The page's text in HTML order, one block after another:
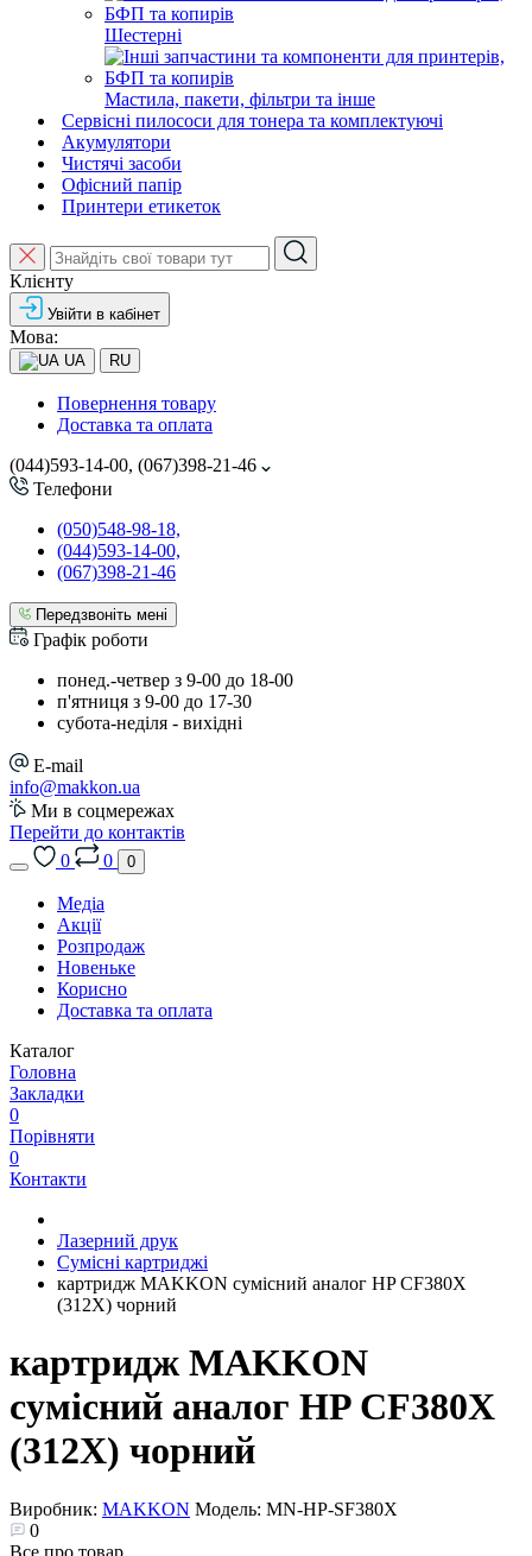
Шестерні
Мастила, пакети, фільтри та інше
Сервісні пилососи для тонера та комплектуючі
Акумулятори
Чистячі засоби
Офісний папір
Принтери етикеток
Клієнту
Увійти в кабінет
Мова:
UA RU
Повернення товару
Доставка та оплата
(044)593-14-00, (067)398-21-46
Телефони
(050)548-98-18,
(044)593-14-00,
(067)398-21-46
Передзвоніть мені
Графік роботи
понед.-четвер з 9-00 до 18-00
п'ятниця з 9-00 до 17-30
cубота-неділя - вихідні
E-mail
info@makkon.ua
Ми в соцмережах
Перейти до контактів
0
0 0
Медіа
Акції
Розпродаж
Новеньке
Корисно
Доставка та оплата
Каталог
Головна
Закладки
0
Порівняти
0
Контакти
Лазерний друк
Сумісні картриджі
картридж MAKKON сумісний аналог HP CF380X
(312X) чорний
картридж MAKKON
сумісний аналог HP CF380X
(312X) чорний
Виробник: MAKKON Модель: MN-HP-SF380X
0
Все про товар